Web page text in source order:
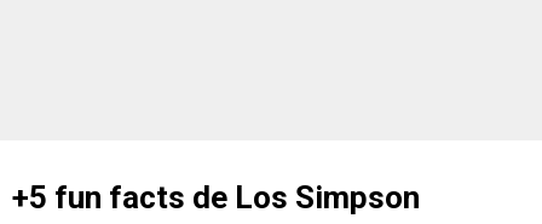
+5 fun facts de Los Simpson